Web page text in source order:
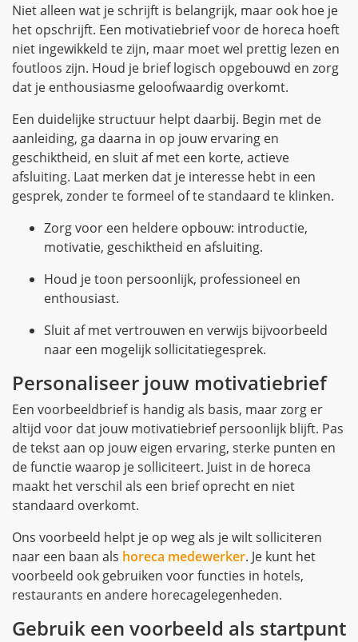
Niet alleen wat je schrijft is belangrijk, maar ook hoe je
het opschrijft. Een motivatiebrief voor de horeca hoeft
niet ingewikkeld te zijn, maar moet wel prettig lezen en
foutloos zijn. Houd je brief logisch opgebouwd en zorg
dat je enthousiasme geloofwaardig overkomt.
Een duidelijke structuur helpt daarbij. Begin met de
aanleiding, ga daarna in op jouw ervaring en
geschiktheid, en sluit af met een korte, actieve
afsluiting. Laat merken dat je interesse hebt in een
gesprek, zonder te formeel of te standaard te klinken.
Zorg voor een heldere opbouw: introductie,
motivatie, geschiktheid en afsluiting.
Houd je toon persoonlijk, professioneel en
enthousiast.
Sluit af met vertrouwen en verwijs bijvoorbeeld
naar een mogelijk sollicitatiegesprek.
Personaliseer jouw motivatiebrief
Een voorbeeldbrief is handig als basis, maar zorg er
altijd voor dat jouw motivatiebrief persoonlijk blijft. Pas
de tekst aan op jouw eigen ervaring, sterke punten en
de functie waarop je solliciteert. Juist in de horeca
maakt het verschil als een brief oprecht en niet
standaard overkomt.
Ons voorbeeld helpt je op weg als je wilt solliciteren
naar een baan als horeca medewerker. Je kunt het
voorbeeld ook gebruiken voor functies in hotels,
restaurants en andere horecagelegenheden.
Gebruik een voorbeeld als startpunt